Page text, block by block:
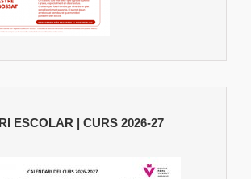
ESCOLAR | CURS 2026-27